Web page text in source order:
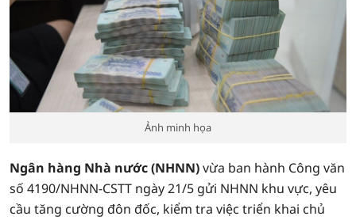
Ảnh minh họa
Ngân hàng Nhà nước (NHNN)vừa ban hành Công văn
số 4190/NHNN-CSTT ngày 21/5 gửi NHNN khu vực, yêu
cầu tăng cường đôn đốc, kiểm tra việc triển khai chủ